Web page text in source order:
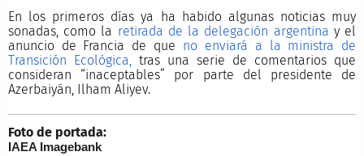
En los primeros días ya ha habido algunas noticias muy
sonadas, como la retirada de la delegación argentina y el
anuncio de Francia de que no enviará a la ministra de
Transición Ecológica,tras una serie de comentarios que
consideran “inaceptables” por parte del presidente de
Azerbaiyán, Ilham Aliyev.
Foto de portada:
IAEA Imagebank